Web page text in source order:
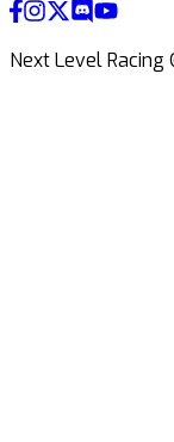
Next Level Racing